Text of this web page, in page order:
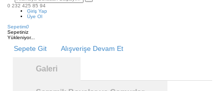
0 232 425 85 94
Giriş Yap
Üye Ol
Sepetim0
Sepetiniz
Yükleniyor...
Sepete Git Alışverişe Devam Et
Galeri